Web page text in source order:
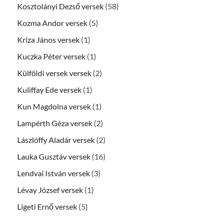
Kosztolányi Dezső versek (58)
Kozma Andor versek (5)
Kriza János versek (1)
Kuczka Péter versek (1)
Külföldi versek versek (2)
Kuliffay Ede versek (1)
Kun Magdolna versek (1)
Lampérth Géza versek (2)
Lászlóffy Aladár versek (2)
Lauka Gusztáv versek (16)
Lendvai István versek (3)
Lévay József versek (1)
Ligeti Ernő versek (5)